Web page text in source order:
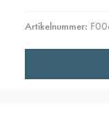
Artikelnummer: